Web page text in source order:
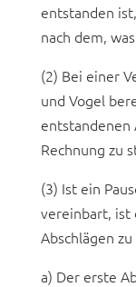
entstanden
nach dem,
(2) Bei einer
und Vogel
entstandenen
Rechnung zu
(3) Ist ein
vereinbart, ist
Abschlägen
a) Der erste